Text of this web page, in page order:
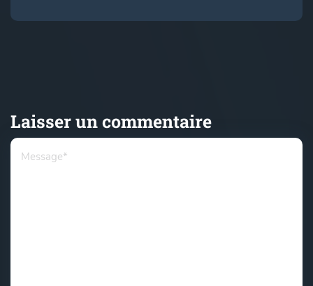
Laisser un commentaire